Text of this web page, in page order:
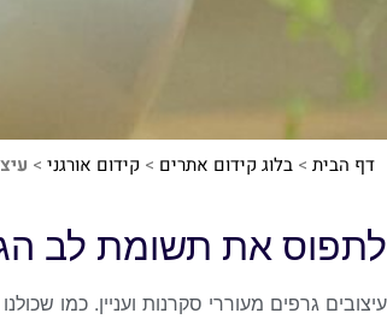
דף הבית > בלוג קידום אתרים > קידום אורגני > עיצוב
לתפוס את תשומת לב
עיצובים גרפים מעוררי סקרנות ועניין. כמו